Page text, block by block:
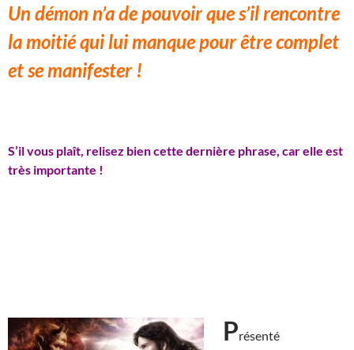
Un démon n’a de pouvoir que s’il rencontre
la moitié qui lui manque pour être complet
et se manifester !
S’il vous plaît, relisez bien cette dernière phrase, car elle est
très importante !
Présenté